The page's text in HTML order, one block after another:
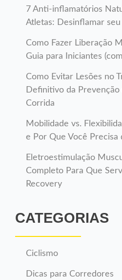
7 Anti-inflamatórios
Atletas: Desinflamar
Como Fazer Liberação
Guia para Iniciantes
Como Evitar Lesões no
Definitivo da Prevenção
Corrida
Mobilidade vs.
e Por Que Você Precisa
Eletroestimulação
Completo Para Que
Recovery
CATEGORIAS
Ciclismo
Dicas para Corredores